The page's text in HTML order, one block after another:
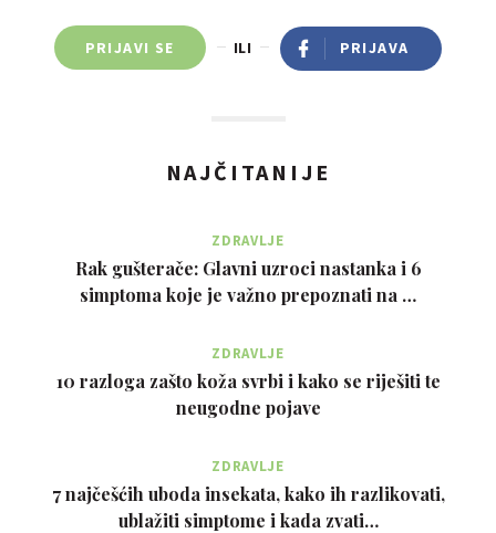
PRIJAVI SE ILI PRIJAVA
NAJČITANIJE
ZDRAVLJE
Rak gušterače: Glavni uzroci nastanka i 6
simptoma koje je važno prepoznati na …
ZDRAVLJE
10 razloga zašto koža svrbi i kako se riješiti te
neugodne pojave
ZDRAVLJE
7 najčešćih uboda insekata, kako ih razlikovati,
ublažiti simptome i kada zvati…